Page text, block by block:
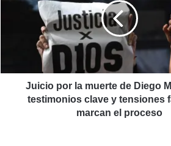
29 julio, 2026
28 julio, 2026
Maradona:
testimonios
clave
tensiones
Juicio por la muerte de Diego
testimonios clave y tensiones
marcan el proceso